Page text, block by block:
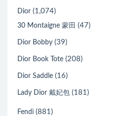
Dior (1,074)
30 Montaigne 蒙田 (47)
Dior Bobby (39)
Dior Book Tote (208)
Dior Saddle (16)
Lady Dior 戴妃包 (181)
Fendi (881)